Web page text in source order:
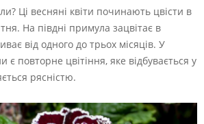
Ці весняні квіти починають цвісти в
На півдні примула зацвітає в
від одного до трьох місяців. У
є повторне цвітіння, яке відбувається у
рясністю.